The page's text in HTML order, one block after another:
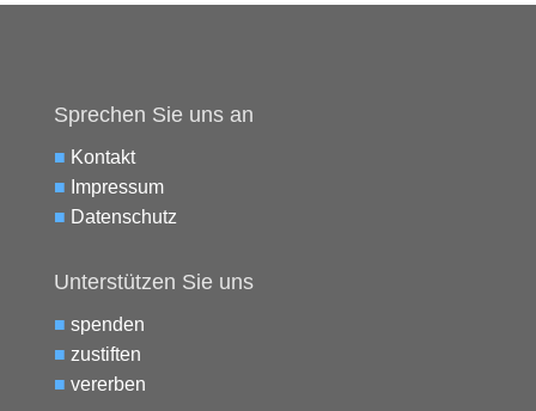
Sprechen Sie uns an
■ Kontakt
■ Impressum
■ Datenschutz
Unterstützen Sie uns
■ spenden
■ zustiften
■ vererben